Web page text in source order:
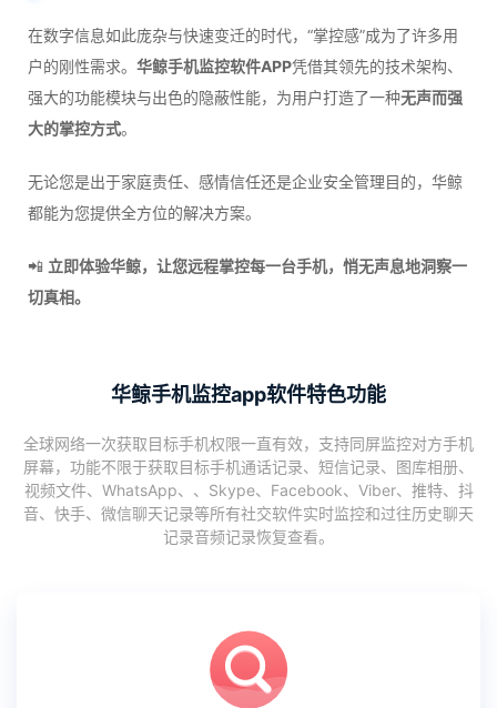
在数字信息如此庞杂与快速变迁的时代，“掌控感”成为了许多用
户的刚性需求。 华鲸手机监控软件APP凭借其领先的技术架构、
强大的功能模块与出色的隐蔽性能，为用户打造了一种无声而强
大的掌控方式。
无论您是出于家庭责任、感情信任还是企业安全管理目的，华鲸
都能为您提供全方位的解决方案。
📲 立即体验华鲸，让您远程掌控每一台手机，悄无声息地洞察一
切真相。
华鲸手机监控app软件特色功能
全球网络一次获取目标手机权限一直有效，支持同屏监控对方手机
屏幕，功能不限于获取目标手机通话记录、短信记录、图库相册、
视频文件、WhatsApp、、Skype、Facebook、Viber、推特、抖
音、快手、微信聊天记录等所有社交软件实时监控和过往历史聊天
记录音频记录恢复查看。